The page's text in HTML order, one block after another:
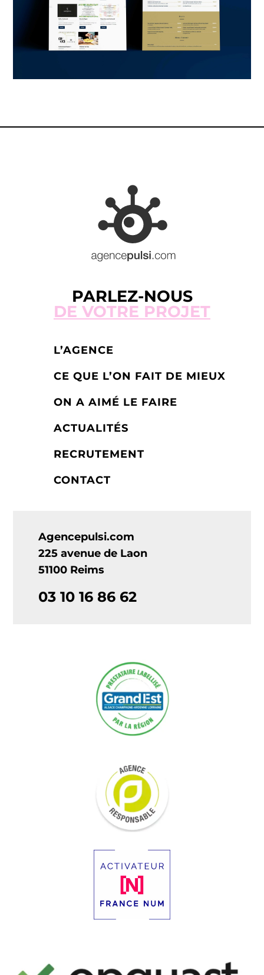
PARLEZ-NOUS
DE VOTRE PROJET
L’AGENCE
CE QUE L’ON FAIT DE MIEUX
ON A AIMÉ LE FAIRE
ACTUALITÉS
RECRUTEMENT
CONTACT
Agencepulsi.com
225 avenue de Laon
51100 Reims
03 10 16 86 62